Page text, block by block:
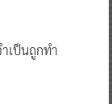
เป็นถูกทำ